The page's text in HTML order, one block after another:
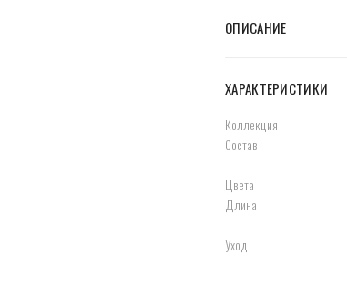
ОПИСАНИЕ
ХАРАКТЕРИСТИКИ
Коллекция
Состав
Цвета
Длина
Уход